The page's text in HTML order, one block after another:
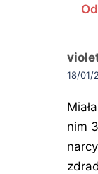
18/01/
nim